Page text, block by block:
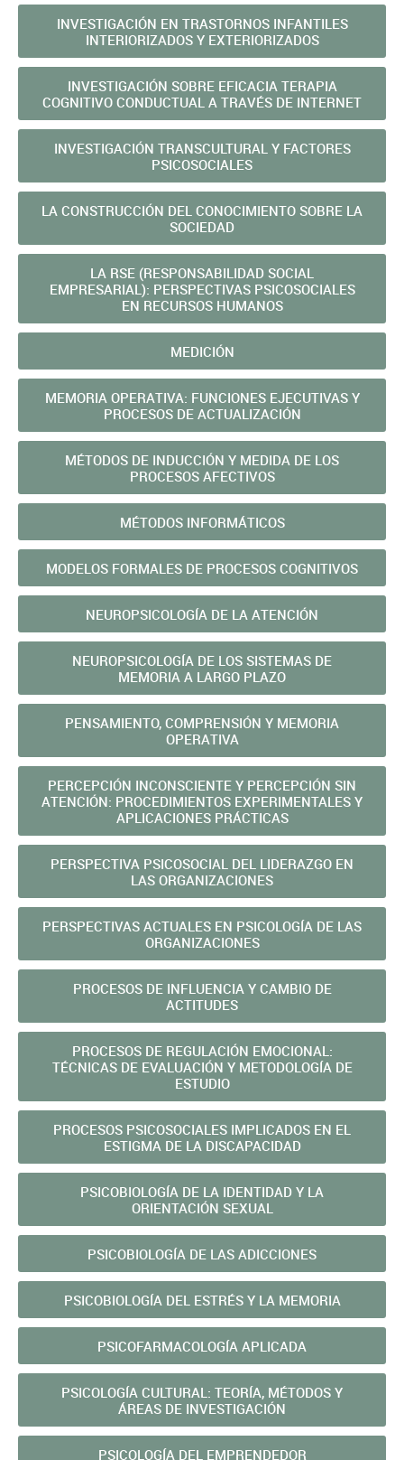
INVESTIGACIÓN EN TRASTORNOS INFANTILES
INTERIORIZADOS Y EXTERIORIZADOS
INVESTIGACIÓN SOBRE EFICACIA TERAPIA
COGNITIVO CONDUCTUAL A TRAVÉS DE INTERNET
INVESTIGACIÓN TRANSCULTURAL Y FACTORES
PSICOSOCIALES
LA CONSTRUCCIÓN DEL CONOCIMIENTO SOBRE LA
SOCIEDAD
LA RSE (RESPONSABILIDAD SOCIAL
EMPRESARIAL): PERSPECTIVAS PSICOSOCIALES
EN RECURSOS HUMANOS
MEDICIÓN
MEMORIA OPERATIVA: FUNCIONES EJECUTIVAS Y
PROCESOS DE ACTUALIZACIÓN
MÉTODOS DE INDUCCIÓN Y MEDIDA DE LOS
PROCESOS AFECTIVOS
MÉTODOS INFORMÁTICOS
MODELOS FORMALES DE PROCESOS COGNITIVOS
NEUROPSICOLOGÍA DE LA ATENCIÓN
NEUROPSICOLOGÍA DE LOS SISTEMAS DE
MEMORIA A LARGO PLAZO
PENSAMIENTO, COMPRENSIÓN Y MEMORIA
OPERATIVA
PERCEPCIÓN INCONSCIENTE Y PERCEPCIÓN SIN
ATENCIÓN: PROCEDIMIENTOS EXPERIMENTALES Y
APLICACIONES PRÁCTICAS
PERSPECTIVA PSICOSOCIAL DEL LIDERAZGO EN
LAS ORGANIZACIONES
PERSPECTIVAS ACTUALES EN PSICOLOGÍA DE LAS
ORGANIZACIONES
PROCESOS DE INFLUENCIA Y CAMBIO DE
ACTITUDES
PROCESOS DE REGULACIÓN EMOCIONAL:
TÉCNICAS DE EVALUACIÓN Y METODOLOGÍA DE
ESTUDIO
PROCESOS PSICOSOCIALES IMPLICADOS EN EL
ESTIGMA DE LA DISCAPACIDAD
PSICOBIOLOGÍA DE LA IDENTIDAD Y LA
ORIENTACIÓN SEXUAL
PSICOBIOLOGÍA DE LAS ADICCIONES
PSICOBIOLOGÍA DEL ESTRÉS Y LA MEMORIA
PSICOFARMACOLOGÍA APLICADA
PSICOLOGÍA CULTURAL: TEORÍA, MÉTODOS Y
ÁREAS DE INVESTIGACIÓN
PSICOLOGÍA DEL EMPRENDEDOR